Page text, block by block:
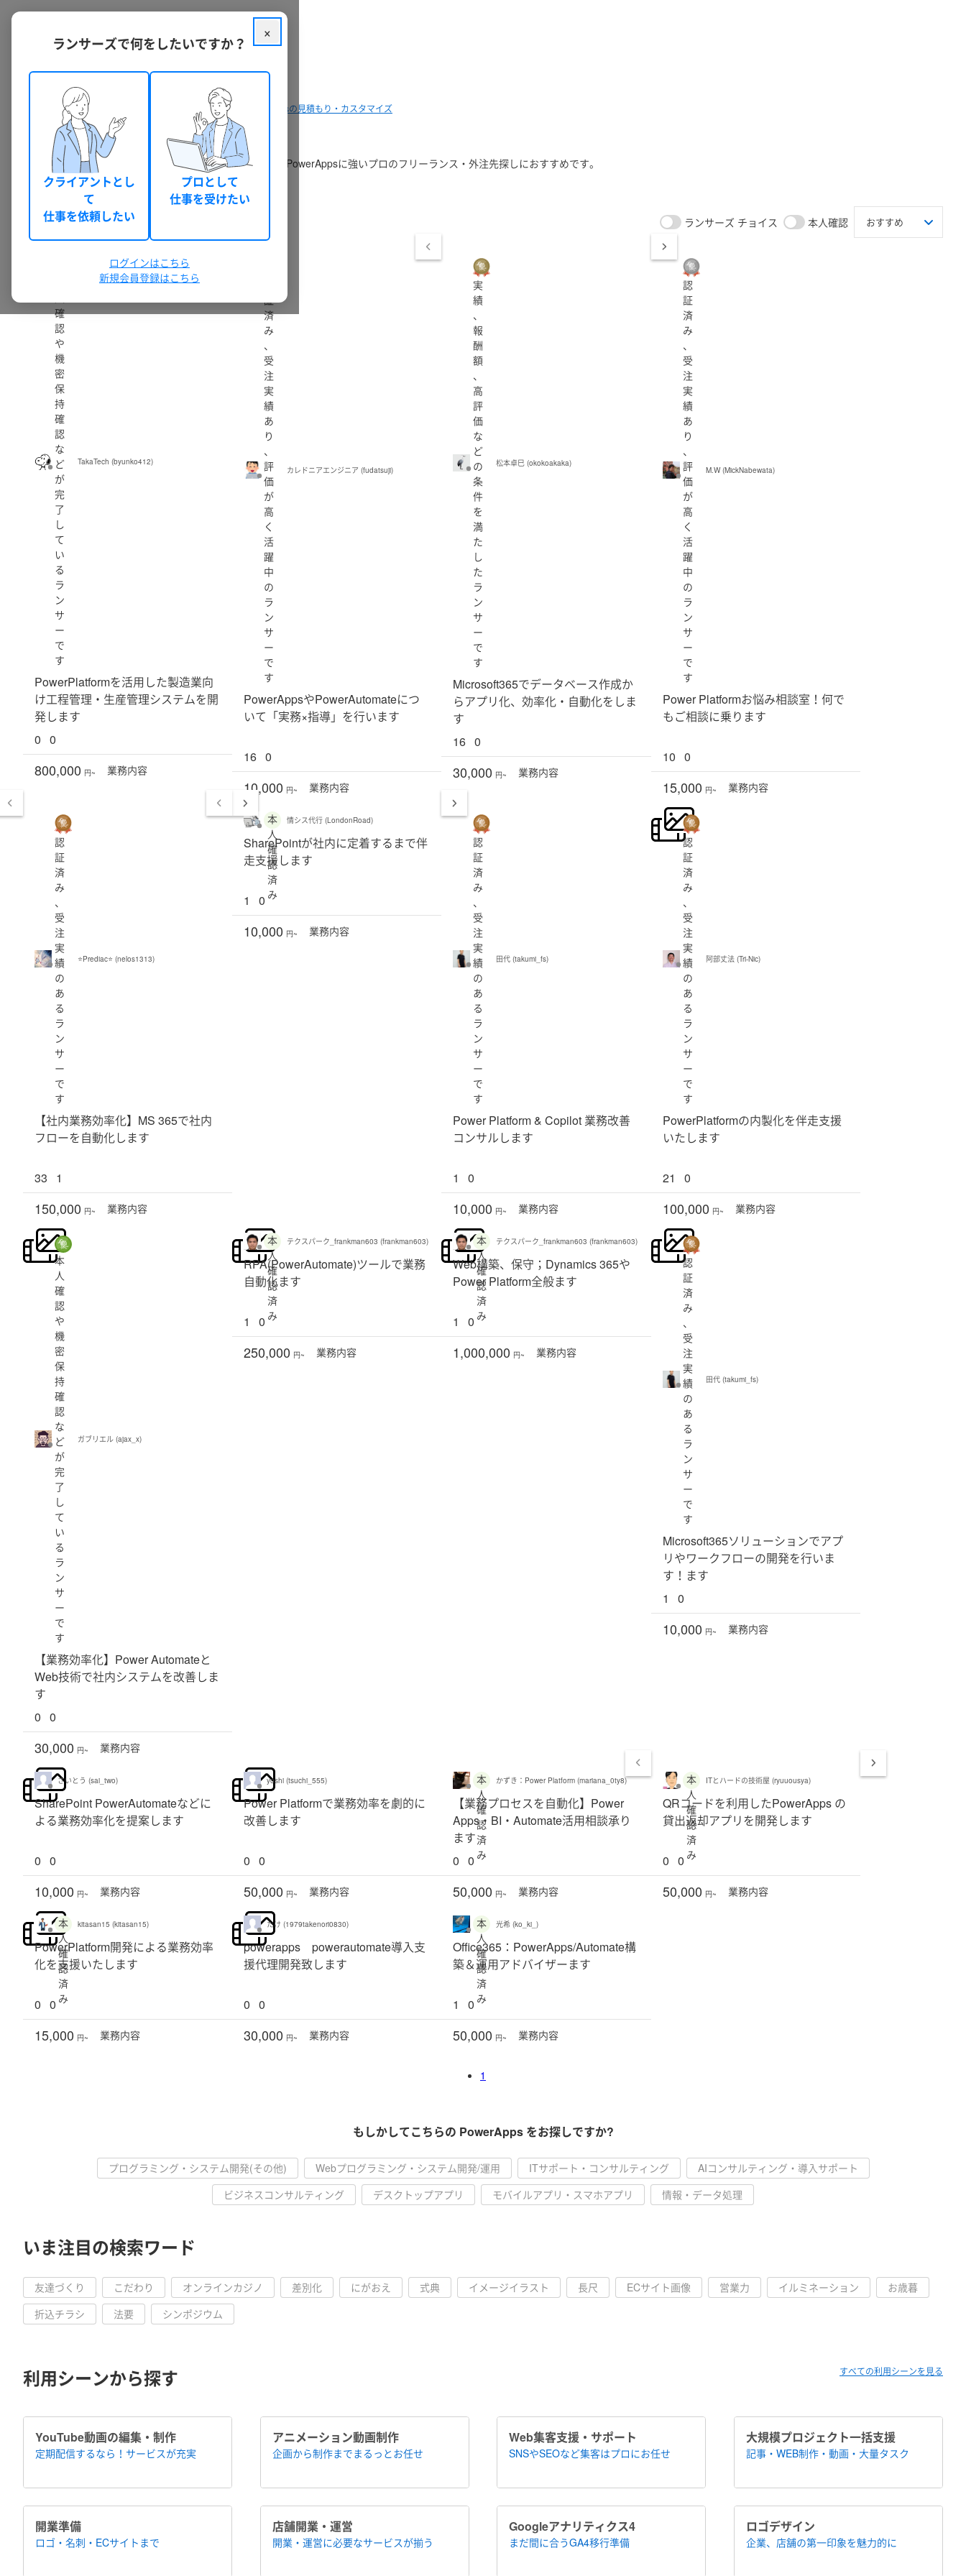
クラウドソーシング ランサーズ パッケージを探す PowerAppsの見積もり・カスタマイズ
PowerAppsの依頼・発注・代行
PowerAppsに関する依頼相談・無料見積もりができます。PowerAppsに強いプロのフリーランス・外注先探しにおすすめです。
見積もりから納品までの流れ
19件のうち 1 - 19 件表示 ランサーズ チョイス 本人確認
確
認
や
機
密
保
持
確
認
な
ど
が
完
了
し
て
い
る
ラ
ン
サ
ー
で
す
TakaTech (byunko412)
PowerPlatformを活用した製造業向
け工程管理・生産管理システムを開
発します
0 0
800,000 円~ 業務内容
証
済
み
、
受
注
実
績
あ
り
、
評
価
が
高
く
活
躍
中
の
ラ
ン
サ
ー
で
す
カレドニアエンジニア (fudatsuji)
PowerAppsやPowerAutomateにつ
いて「実務×指導」を行います
16 0
10,000 円~ 業務内容
実
績
、
報
酬
額
、
高
評
価
な
ど
の
条
件
を
満
た
し
た
ラ
ン
サ
ー
で
す
松本卓巳 (okokoakaka)
Microsoft365でデータベース作成か
らアプリ化、効率化・自動化をしま
す
16 0
30,000 円~ 業務内容
認
証
済
み
、
受
注
実
績
あ
り
、
評
価
が
高
く
活
躍
中
の
ラ
ン
サ
ー
で
す
M.W (MickNabewata)
Power Platformお悩み相談室！何で
もご相談に乗ります
10 0
15,000 円~ 業務内容
認
証
済
み
、
受
注
実
績
の
あ
る
ラ
ン
サ
ー
で
す
⭐️Prediac⭐️ (nelos1313)
【社内業務効率化】MS 365で社内
フローを自動化します
33 1
150,000 円~ 業務内容
本
人
確
認
済
み
情シス代行 (LondonRoad)
SharePointが社内に定着するまで伴
走支援します
1 0
10,000 円~ 業務内容
認
証
済
み
、
受
注
実
績
の
あ
る
ラ
ン
サ
ー
で
す
田代 (takumi_fs)
Power Platform & Copilot 業務改善
コンサルします
1 0
10,000 円~ 業務内容
認
証
済
み
、
受
注
実
績
の
あ
る
ラ
ン
サ
ー
で
す
阿部丈法 (Tri-Nic)
PowerPlatformの内製化を伴走支援
いたします
21 0
100,000 円~ 業務内容
本
人
確
認
や
機
密
保
持
確
認
な
ど
が
完
了
し
て
い
る
ラ
ン
サ
ー
で
す
ガブリエル (ajax_x)
【業務効率化】Power Automateと
Web技術で社内システムを改善しま
す
0 0
30,000 円~ 業務内容
本
人
確
認
済
み
テクスパーク_frankman603 (frankman603)
RPA(PowerAutomate)ツールで業務
自動化ます
1 0
250,000 円~ 業務内容
本
人
確
認
済
み
テクスパーク_frankman603 (frankman603)
Web構築、保守；Dynamics 365や
Power Platform全般ます
1 0
1,000,000 円~ 業務内容
認
証
済
み
、
受
注
実
績
の
あ
る
ラ
ン
サ
ー
で
す
田代 (takumi_fs)
Microsoft365ソリューションでアプ
リやワークフローの開発を行いま
す！ます
1
0
10,000 円~ 業務内容
さいとう (sai_two)
SharePoint PowerAutomateなどに
よる業務効率化を提案します
0 0
10,000 円~ 業務内容
yoshi (tsuchi_555)
Power Platformで業務効率を劇的に
改善します
0 0
50,000 円~ 業務内容
本
人
確
認
済
み
かずき：Power Platform (mariana_0ty8)
【業務プロセスを自動化】Power
Apps・BI・Automate活用相談承り
ます
0 0
50,000 円~ 業務内容
本
人
確
認
済
み
ITとハードの技術屋 (ryuuousya)
QRコードを利用したPowerApps の
貸出返却アプリを開発します
0 0
50,000 円~ 業務内容
本
人
確
認
済
み
kitasan15 (kitasan15)
PowerPlatform開発による業務効率
化を支援いたします
0 0
15,000 円~ 業務内容
たけ (1979takenori0830)
powerapps powerautomate導入支
援代理開発致します
0 0
30,000 円~ 業務内容
本
人
確
認
済
み
光希 (ko_ki_)
Office365：PowerApps/Automate構
築＆運用アドバイザーます
1 0
50,000 円~ 業務内容
1
もしかしてこちらの PowerApps をお探しですか?
プログラミング・システム開発(その他) Webプログラミング・システム開発/運用 ITサポート・コンサルティング
AIコンサルティング・導入サポート
ビジネスコンサルティング
デスクトップアプリ モバイルアプリ・スマホアプリ 情報・データ処理
いま注目の検索ワード
友達づくり こだわり オンラインカジノ 差別化 にがおえ 式典 イメージイラスト 長尺 ECサイト画像 営業力 イルミネーション
お歳暮
折込チラシ
法要 シンポジウム
利用シーンから探す すべての利用シーンを見る
YouTube動画の編集・制作
定期配信するなら！​サービスが充実
アニメーション​動画制作
企画から制作まで​まるっとお任せ
Web集客支援・サポート
SNSやSEOなど集客は​プロにお任せ
大規模プロジェクト​一括支援
記事・WEB制作・動画・大量タスク
開業準備
ロゴ・名刺・ECサイトまで
店舗開業・運営
開業・運営に​必要なサービスが揃う
Google​アナリティクス4
まだ間に合う​GA4移行準備
ロゴデザイン
企業、店舗の​第一印象を魅力的に
×
ランサーズで何をしたいですか？
クライアントとし
て
仕事を依頼したい
プロとして
仕事を受けたい
ログインはこちら
新規会員登録はこちら